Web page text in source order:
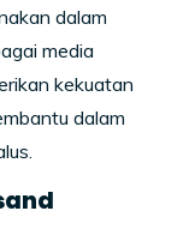
dalam
media
kekuatan
dalam